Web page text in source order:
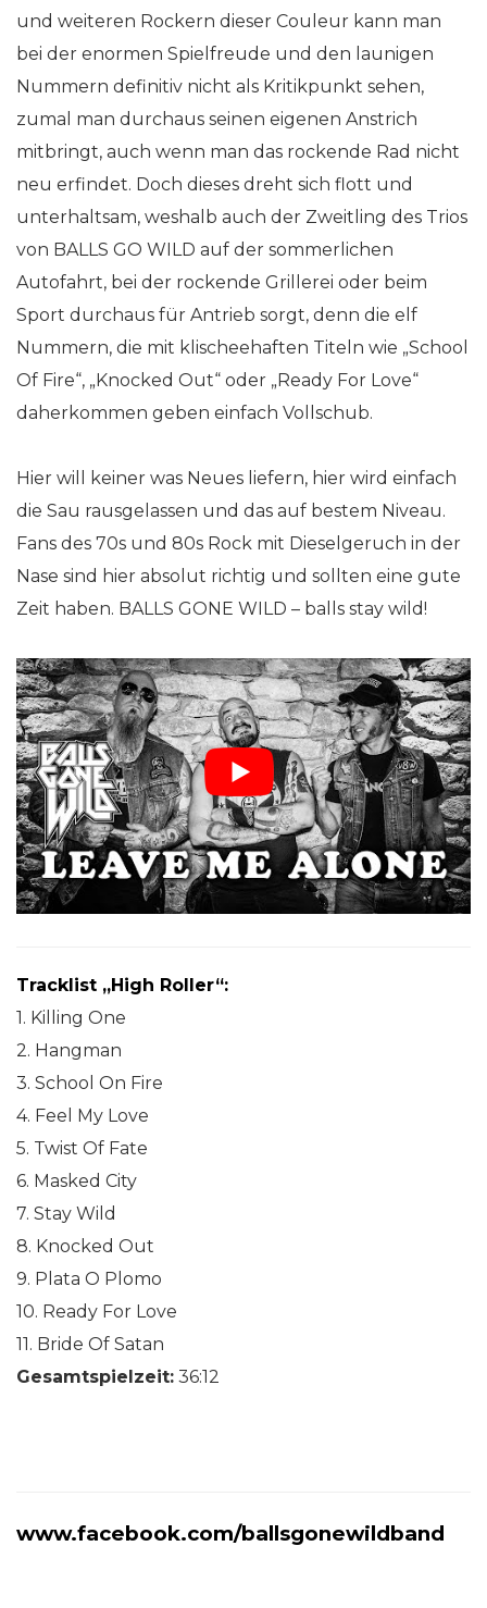
und weiteren Rockern dieser Couleur kann man
bei der enormen Spielfreude und den launigen
Nummern definitiv nicht als Kritikpunkt sehen,
zumal man durchaus seinen eigenen Anstrich
mitbringt, auch wenn man das rockende Rad nicht
neu erfindet. Doch dieses dreht sich flott und
unterhaltsam, weshalb auch der Zweitling des Trios
von BALLS GO WILD auf der sommerlichen
Autofahrt, bei der rockende Grillerei oder beim
Sport durchaus für Antrieb sorgt, denn die elf
Nummern, die mit klischeehaften Titeln wie „School
Of Fire“, „Knocked Out“ oder „Ready For Love“
daherkommen geben einfach Vollschub.
Hier will keiner was Neues liefern, hier wird einfach
die Sau rausgelassen und das auf bestem Niveau.
Fans des 70s und 80s Rock mit Dieselgeruch in der
Nase sind hier absolut richtig und sollten eine gute
Zeit haben. BALLS GONE WILD – balls stay wild!
Tracklist „High Roller“:
1. Killing One
2. Hangman
3. School On Fire
4. Feel My Love
5. Twist Of Fate
6. Masked City
7. Stay Wild
8. Knocked Out
9. Plata O Plomo
10. Ready For Love
11. Bride Of Satan
Gesamtspielzeit: 36:12
www.facebook.com/ballsgonewildband